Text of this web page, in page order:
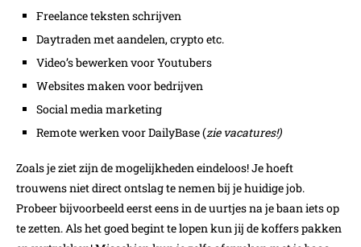
Freelance teksten schrijven
Daytraden met aandelen, crypto etc.
Video’s bewerken voor Youtubers
Websites maken voor bedrijven
Social media marketing
Remote werken voor DailyBase (zie vacatures!)
Zoals je ziet zijn de mogelijkheden eindeloos! Je hoeft
trouwens niet direct ontslag te nemen bij je huidige job.
Probeer bijvoorbeeld eerst eens in de uurtjes na je baan iets op
te zetten. Als het goed begint te lopen kun jij de koffers pakken